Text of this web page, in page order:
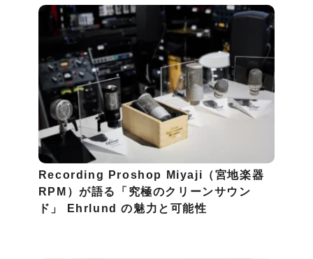
Recording Proshop Miyaji（宮地楽器
RPM）が語る「究極のクリーンサウン
ド」 Ehrlund の魅力と可能性